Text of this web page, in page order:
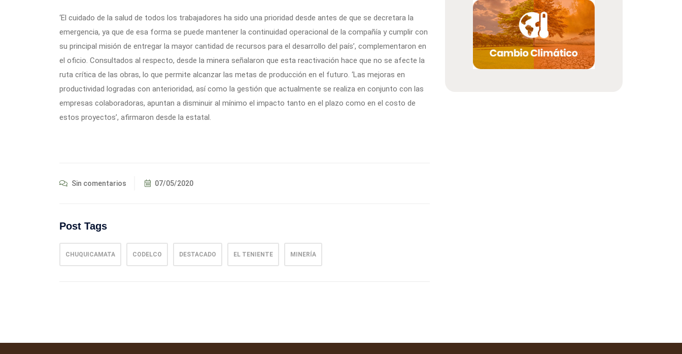
‘El cuidado de la salud de todos los trabajadores ha sido una prioridad desde antes de que se decretara la
emergencia, ya que de esa forma se puede mantener la continuidad operacional de la compañía y cumplir con
su principal misión de entregar la mayor cantidad de recursos para el desarrollo del país’, complementaron en
el oficio. Consultados al respecto, desde la minera señalaron que esta reactivación hace que no se afecte la
ruta crítica de las obras, lo que permite alcanzar las metas de producción en el futuro. ‘Las mejoras en
productividad logradas con anterioridad, así como la gestión que actualmente se realiza en conjunto con las
empresas colaboradoras, apuntan a disminuir al mínimo el impacto tanto en el plazo como en el costo de
estos proyectos’, afirmaron desde la estatal.
Sin comentarios 07/05/2020
Post Tags
CHUQUICAMATA CODELCO DESTACADO EL TENIENTE MINERÍA